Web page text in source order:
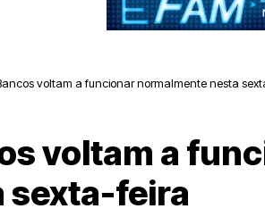
voltam a funcionar normalmente nesta
voltam a
sexta-feira